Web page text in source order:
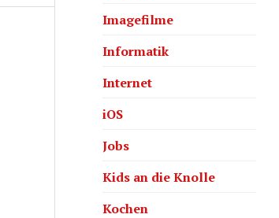
Imagefilme
Informatik
Internet
iOS
Jobs
Kids an die Knolle
Kochen